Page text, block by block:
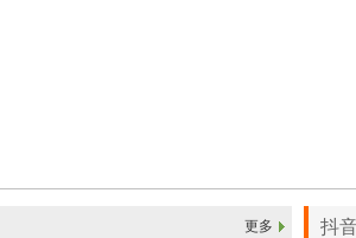
更多 抖